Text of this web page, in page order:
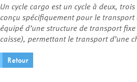
Un cycle cargo est un cycle à deux,
conçu spécifiquement pour le transport
équipé d’une structure de transport
caisse), permettant le transport d’une
Retour